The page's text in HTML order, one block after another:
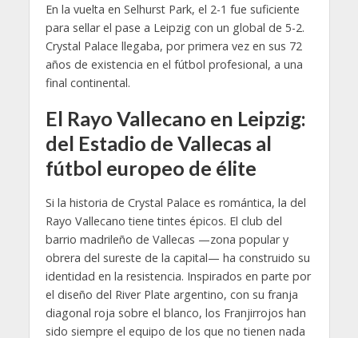
En la vuelta en Selhurst Park, el 2-1 fue suficiente
para sellar el pase a Leipzig con un global de 5-2.
Crystal Palace llegaba, por primera vez en sus 72
años de existencia en el fútbol profesional, a una
final continental.
El Rayo Vallecano en Leipzig:
del Estadio de Vallecas al
fútbol europeo de élite
Si la historia de Crystal Palace es romántica, la del
Rayo Vallecano tiene tintes épicos. El club del
barrio madrileño de Vallecas —zona popular y
obrera del sureste de la capital— ha construido su
identidad en la resistencia. Inspirados en parte por
el diseño del River Plate argentino, con su franja
diagonal roja sobre el blanco, los Franjirrojos han
sido siempre el equipo de los que no tienen nada